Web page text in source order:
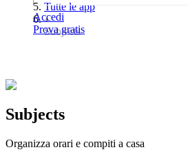
Accedi
Prova gratis
Tutte le app
Subjects
Subjects
Organizza orari e compiti a casa